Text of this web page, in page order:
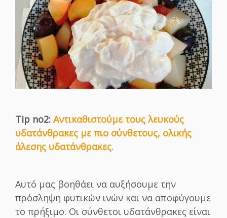
Tip no2: Αντικαθιστούμε τους λευκούς
υδατάνθρακες με πιο σύνθετους, ολικής
άλεσης υδατάνθρακες.
Αυτό μας βοηθάει να αυξήσουμε την
πρόσληψη φυτικών ινών και να αποφύγουμε
το πρήξιμο. Οι σύνθετοι υδατάνθρακες είναι